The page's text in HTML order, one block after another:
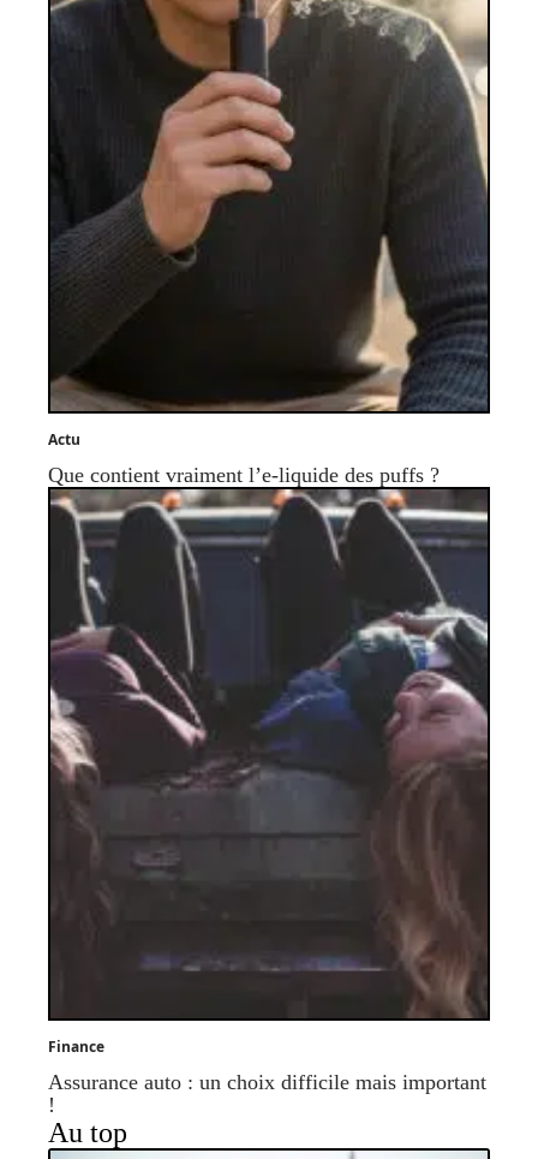
Actu
Que contient vraiment l’e-liquide des puffs ?
Finance
Assurance auto : un choix difficile mais important
!
Au top